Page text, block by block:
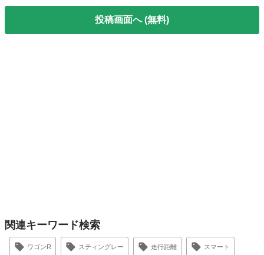
投稿画面へ (無料)
関連キーワード検索
ワゴンR スティングレー 走行距離 スマート